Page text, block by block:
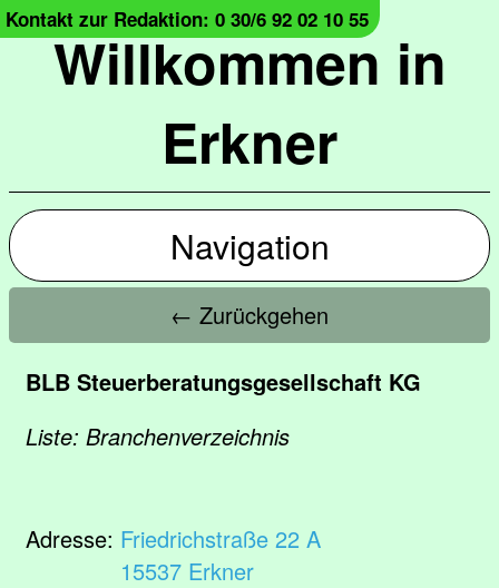
Willkommen in
Erkner
Kontakt zur Redaktion: 0 30/6 92 02 10 55
Navigation
← Zurückgehen
BLB Steuerberatungsgesellschaft KG
Liste: Branchenverzeichnis
Adresse: Friedrichstraße 22 A
15537 Erkner